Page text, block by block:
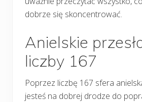
dobrze się skoncentrować.
Anielskie
liczby 167
Poprzez liczbę 167 sfera
jesteś na dobrej drodze do